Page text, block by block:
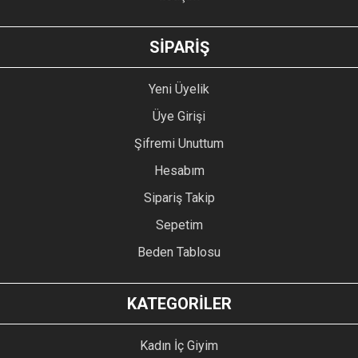
GÖNDER
SİPARİŞ
Yeni Üyelik
Üye Girişi
Şifremi Unuttum
Hesabım
Sipariş Takip
Sepetim
Beden Tablosu
KATEGORİLER
Kadın İç Giyim